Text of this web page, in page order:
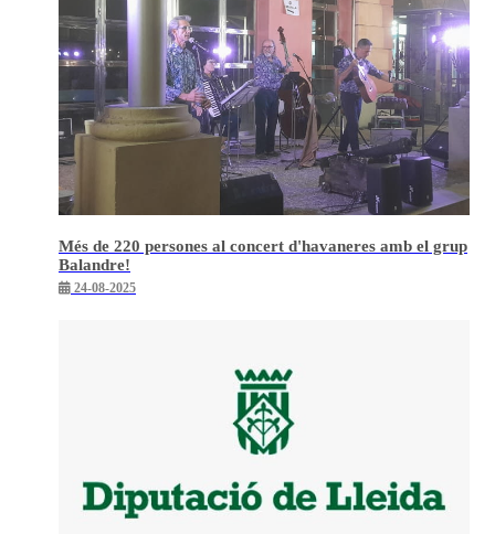
Més de 220 persones al concert d'havaneres amb el grup
Balandre!
24-08-2025